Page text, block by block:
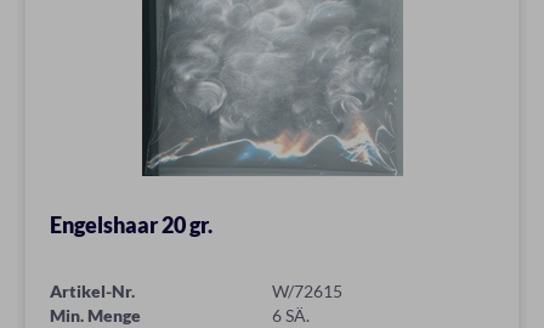
Engelshaar 20 gr.
Artikel-Nr.
W/72615
Min. Menge
6 SÄ.